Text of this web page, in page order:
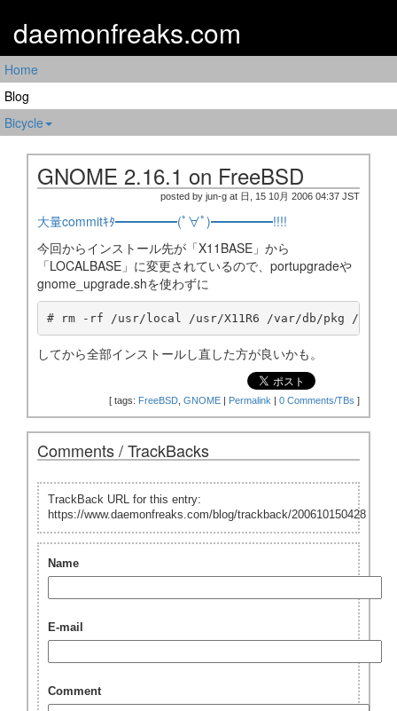
daemonfreaks.com
Home
Blog
Bicycle
GNOME 2.16.1 on FreeBSD
posted by jun-g at 日, 15 10月 2006 04:37 JST
大量commitｷﾀ━━━━━(ﾟ∀ﾟ)━━━━━!!!!
今回からインストール先が「X11BASE」から
「LOCALBASE」に変更されているので、portupgradeや
gnome_upgrade.shを使わずに
# rm -rf /usr/local /usr/X11R6 /var/db/pkg /var/
してから全部インストールし直した方が良いかも。
[ tags: FreeBSD GNOME | Permalink | 0 Comments/TBs ]
Comments / TrackBacks
TrackBack URL for this entry:
https://www.daemonfreaks.com/blog/trackback/200610150428
Name
E-mail
Comment